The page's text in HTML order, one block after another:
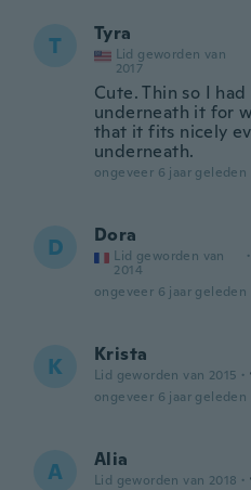
T Tyra
Lid geworden van
2017
Cute. Thin so I
underneath it for
that it fits nicely
underneath.
ongeveer 6 jaar geleden
D Dora
Lid geworden van
2014
·
ongeveer 6 jaar geleden
K Krista
Lid geworden van 2015 ·
ongeveer 6 jaar geleden
A Alia
Lid geworden van 2018 ·